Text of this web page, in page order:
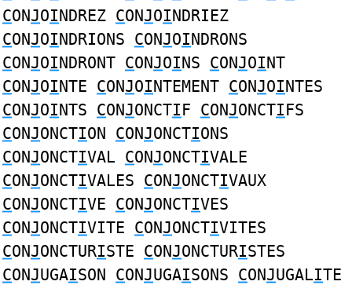
CONJOINDREZ CONJOINDRIEZ
CONJOINDRIONS CONJOINDRONS
CONJOINDRONT CONJOINS CONJOINT
CONJOINTE CONJOINTEMENT CONJOINTES
CONJOINTS CONJONCTIF CONJONCTIFS
CONJONCTION CONJONCTIONS
CONJONCTIVAL CONJONCTIVALE
CONJONCTIVALES CONJONCTIVAUX
CONJONCTIVE CONJONCTIVES
CONJONCTIVITE CONJONCTIVITES
CONJONCTURISTE CONJONCTURISTES
CONJUGAISON CONJUGAISONS CONJUGALITE